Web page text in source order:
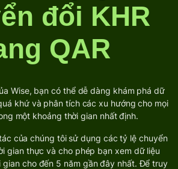
đổi KHR
QAR
Wise, bạn có thể dễ dàng khám phá dữ
khứ và phân tích các xu hướng cho mọi
một khoảng thời gian nhất định.
của chúng tôi sử dụng các tỷ lệ chuyển
gian thực và cho phép bạn xem dữ liệu
cho đến 5 năm gần đây nhất. Để truy